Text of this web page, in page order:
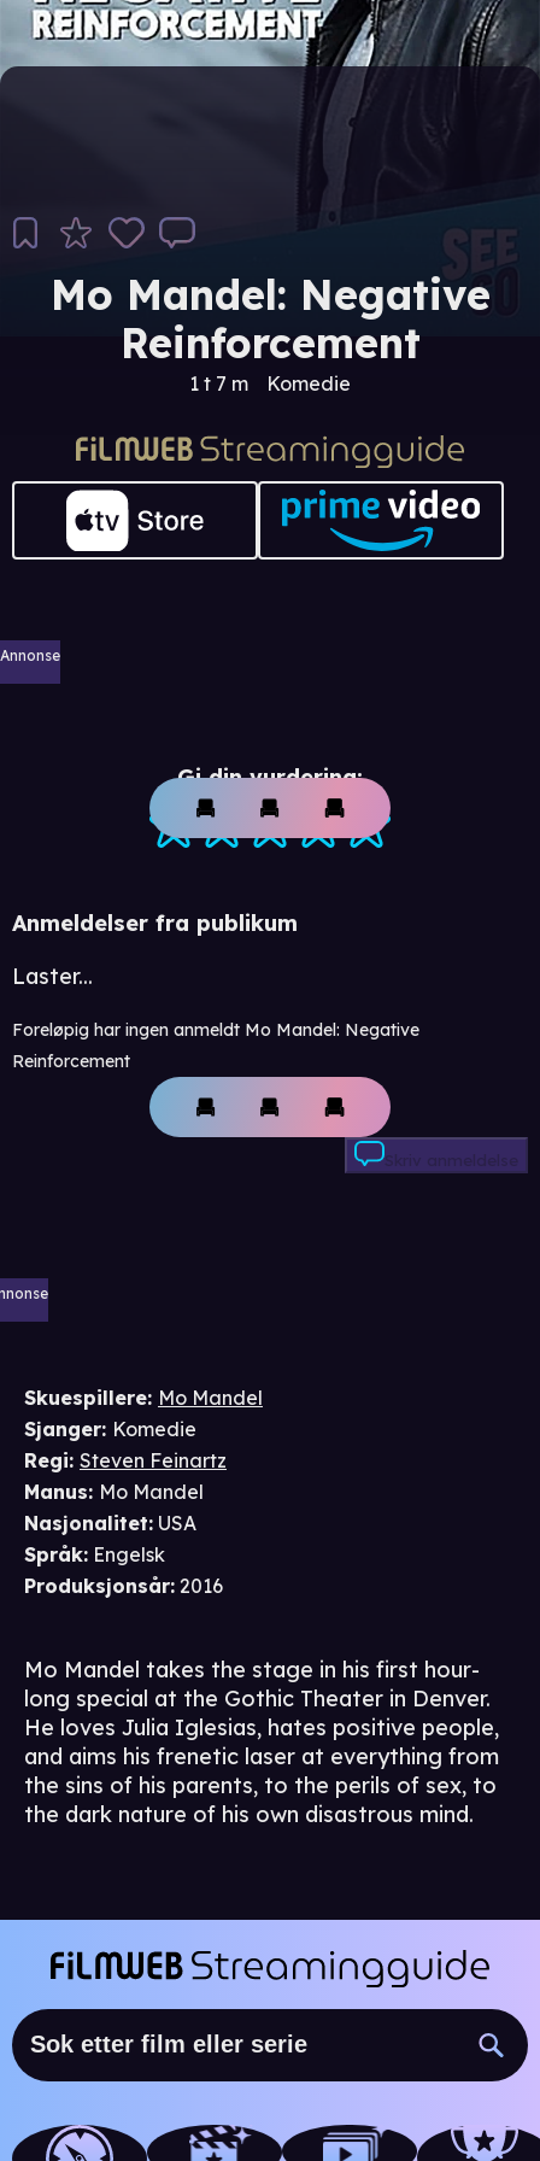
Mo Mandel: Negative
Reinforcement
1 t 7 m Komedie
Annonse
Gi din vurdering:
Anmeldelser fra publikum
Laster...
Foreløpig har ingen anmeldt Mo Mandel: Negative
Reinforcement
Skriv anmeldelse
Skuespillere: Mo Mandel
Sjanger: Komedie
Regi: Steven Feinartz
Manus: Mo Mandel
Nasjonalitet: USA
Språk: Engelsk
Produksjonsår: 2016
Mo Mandel takes the stage in his first hour-
long special at the Gothic Theater in Denver.
He loves Julia Iglesias, hates positive people,
and aims his frenetic laser at everything from
the sins of his parents, to the perils of sex, to
the dark nature of his own disastrous mind.